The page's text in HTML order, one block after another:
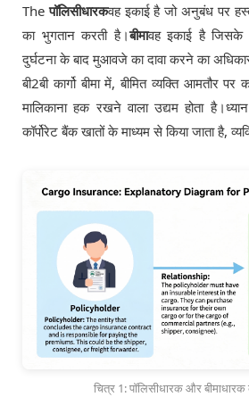
Theपॉलिसीधारकवह इकाई है जो अनुबंध पर
का भुगतान करती है।बीमावह इकाई है जिसके
दुर्घटना के बाद मुआवजे का दावा करने का
बी2बी कार्गो बीमा में, बीमित व्यक्ति आमतौर पर
मालिकाना हक रखने वाला उद्यम होता है।
कॉर्पोरेट बैंक खातों के माध्यम से किया जाता है,
चित्र 1: पॉलिसीधारक और